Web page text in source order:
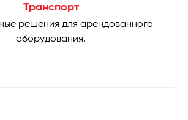
Транспорт
решения для арендованного
оборудования.